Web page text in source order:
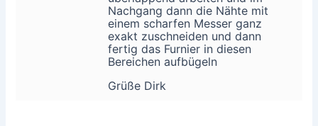
Nachgang dann die Nähte mit
einem scharfen Messer ganz
exakt zuschneiden und dann
fertig das Furnier in diesen
Bereichen aufbügeln
Grüße Dirk